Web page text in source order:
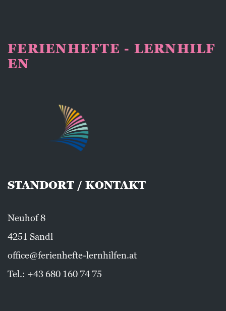
FERIENHEFTE - LERNHILF
EN
STANDORT / KONTAKT
Neuhof 8
4251 Sandl
office@ferienhefte-lernhilfen.at
Tel.: +43 680 160 74 75